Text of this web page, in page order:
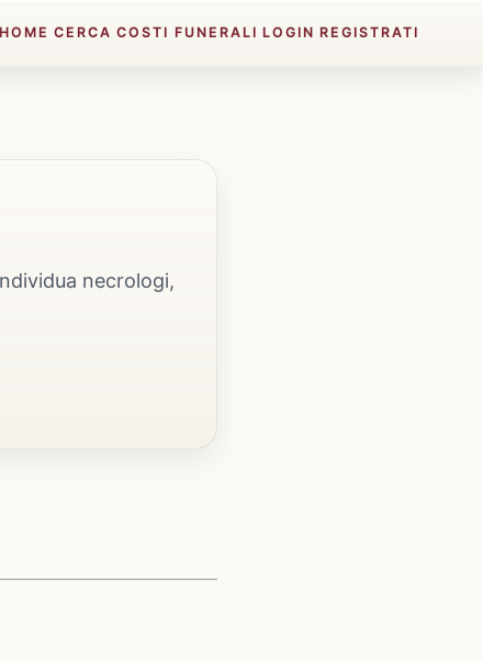
HOME CERCA COSTI FUNERALI LOGIN REGISTRATI
necrologi,